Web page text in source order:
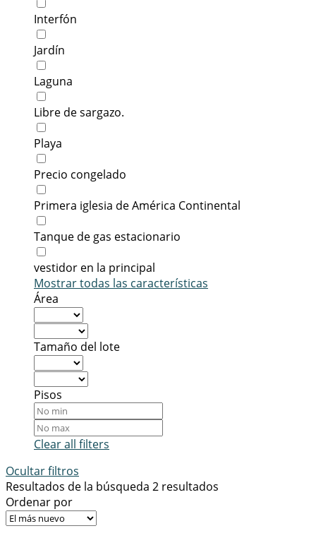
Interfón
Jardín
Laguna
Libre de sargazo.
Playa
Precio congelado
Primera iglesia de América Continental
Tanque de gas estacionario
vestidor en la principal
Mostrar todas las características
Área
Tamaño del lote
Pisos
Clear all filters
Ocultar filtros
Resultados de la búsqueda 2 resultados
Ordenar por